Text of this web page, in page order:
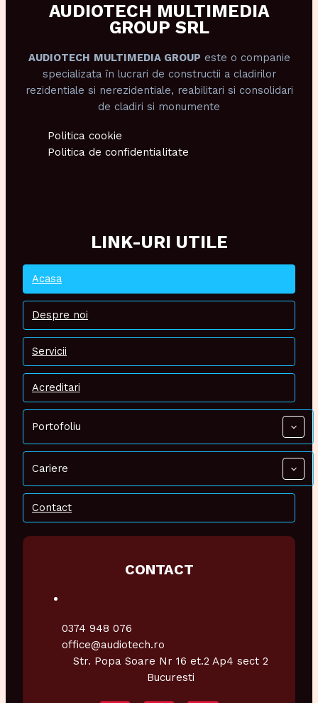
AUDIOTECH MULTIMEDIA
GROUP SRL
AUDIOTECH MULTIMEDIA GROUP este o companie
specializata în lucrari de constructii a cladirilor
rezidentiale si nerezidentiale, reabilitari si consolidari
de cladiri si monumente
Politica cookie
Politica de confidentialitate
LINK-URI UTILE
Acasa
Despre noi
Servicii
Acreditari
Portofoliu
Cariere
Contact
CONTACT
0374 948 076
office@audiotech.ro
Str. Popa Soare Nr 16 et.2 Ap4 sect 2
Bucuresti